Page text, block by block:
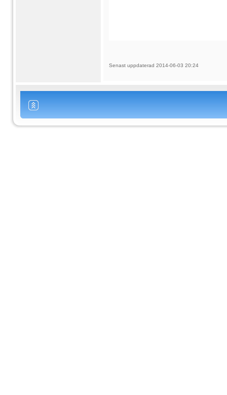
Senast uppdaterad 2014-06-03 20:24